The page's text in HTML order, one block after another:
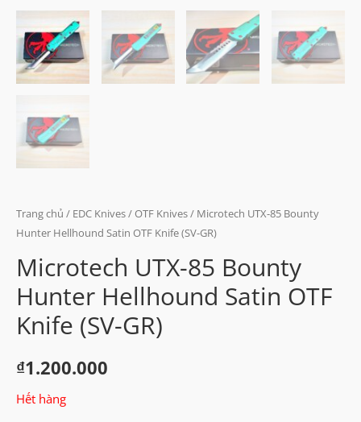
Trang chủ / EDC Knives/OTF Knives/ Microtech UTX-85 Bounty
Hunter Hellhound Satin OTF Knife (SV-GR)
Microtech UTX-85 Bounty
Hunter Hellhound Satin OTF
Knife (SV-GR)
₫1.200.000
Hết hàng